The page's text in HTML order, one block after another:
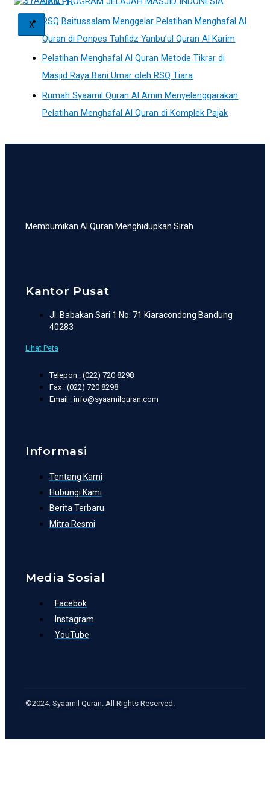
X
RSQ Baitussalam Menggelar Pelatihan Menghafal Al
Quran di Ponpes Tahfidz Yanbu’ul Quran Al Karim
Pelatihan Menghafal Al Quran Metode Tikrar di
Masjid Raya Bani Umar oleh RSQ Tiara
Rumah Syaamil Quran Al Amin Menyelenggarakan
Pelatihan Menghafal Al Quran di Komplek Pajak
Membumikan Al Quran Menghidupkan Sirah
Kantor Pusat
Jl. Babakan Sari 1 No. 71 Kiaracondong Bandung
40283
Lihat Peta
Telepon : (022) 720 8298
Fax : (022) 720 8298
Email : info@syaamilquran.com
Informasi
Tentang Kami
Hubungi Kami
Berita Terbaru
Mitra Resmi
Media Sosial
Facebok
Instagram
YouTube
©2024. Syaamil Quran. All Rights Reserved.